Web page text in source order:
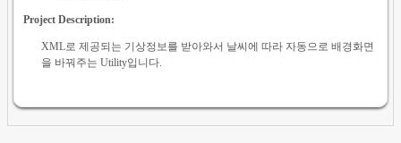
Project Description:
XML로 제공되는 기상정보를 받아와서 날씨에 따라 자동으로 배경화면
을 바꿔주는 Utility입니다.